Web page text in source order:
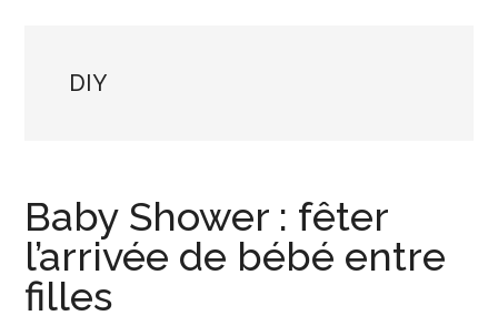
DIY
Baby Shower : fêter
l’arrivée de bébé entre
filles